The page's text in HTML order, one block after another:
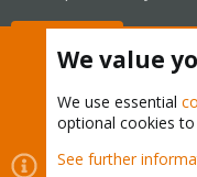
Cookies
Proxmox
We value
We use essential
optional cookies to
See further